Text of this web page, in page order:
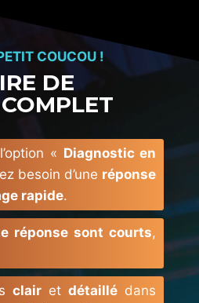
COUCOU !
DE
« Diagnostic en
besoin d’une réponse
rapide.
réponse sont courts,
clair etdétaillé dans